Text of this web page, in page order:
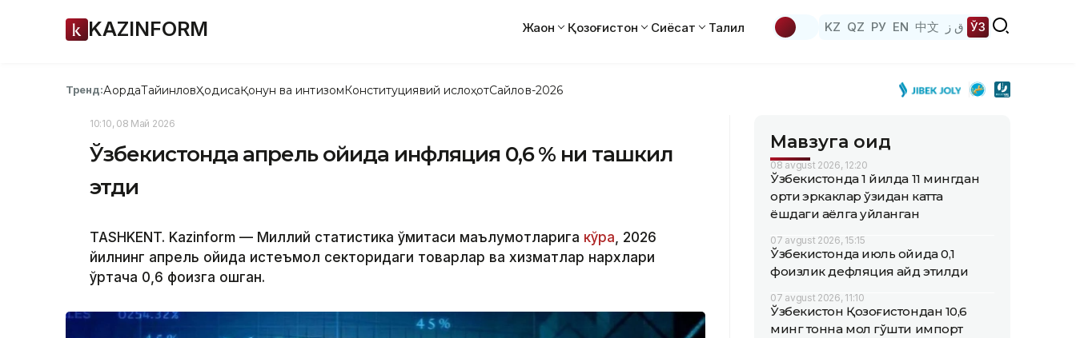
KAZINFORM Жаҳон Қозоғистон Сиёсат Таҳлил KZ QZ РУ EN 中文 ق ز ЎЗ
Тренд:АқордаТайинловҲодисаҚонун ва интизомКонституциявий ислоҳотСайлов-2026
10:10, 08 Май 2026
Ўзбекистонда апрель ойида инфляция 0,6 % ни ташкил
этди
TASHKENT. Kazinform — Миллий статистика қўмитаси маълумотларига кўра, 2026
йилнинг апрель ойида истеъмол секторидаги товарлар ва хизматлар нархлари
ўртача 0,6 фоизга ошган.
Мавзуга оид
08 avgust 2026, 12:20
Ўзбекистонда 1 йилда 11 мингдан
ортиқ эркаклар ўзидан катта
ёшдаги аёлга уйланган
07 avgust 2026, 15:15
Ўзбекистонда июль ойида 0,1
фоизлик дефляция қайд этилди
07 avgust 2026, 11:10
Ўзбекистон Қозоғистондан 10,6
минг тонна мол гўшти импорт